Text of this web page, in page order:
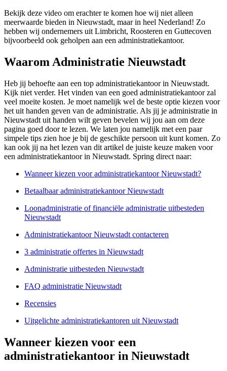
Bekijk deze video om erachter te komen hoe wij niet alleen
meerwaarde bieden in Nieuwstadt, maar in heel Nederland! Zo
hebben wij ondernemers uit Limbricht, Roosteren en Guttecoven
bijvoorbeeld ook geholpen aan een administratiekantoor.
Waarom Administratie Nieuwstadt
Heb jij behoefte aan een top administratiekantoor in Nieuwstadt.
Kijk niet verder. Het vinden van een goed administratiekantoor zal
veel moeite kosten. Je moet namelijk wel de beste optie kiezen voor
het uit handen geven van de administratie. Als jij je administratie in
Nieuwstadt uit handen wilt geven bevelen wij jou aan om deze
pagina goed door te lezen. We laten jou namelijk met een paar
simpele tips zien hoe je bij de geschikte persoon uit kunt komen. Zo
kan ook jij na het lezen van dit artikel de juiste keuze maken voor
een administratiekantoor in Nieuwstadt. Spring direct naar:
Wanneer kiezen voor administratiekantoor Nieuwstadt?
Betaalbaar administratiekantoor Nieuwstadt
Loonadministratie of financiële administratie uitbesteden
Nieuwstadt
Administratiekantoor Nieuwstadt contacteren
3 administratie offertes in Nieuwstadt
Administratie uitbesteden Nieuwstadt
FAQ administratie Nieuwstadt
Recensies
Uitgelichte administratiekantoren uit Nieuwstadt
Wanneer kiezen voor een
administratiekantoor in Nieuwstadt